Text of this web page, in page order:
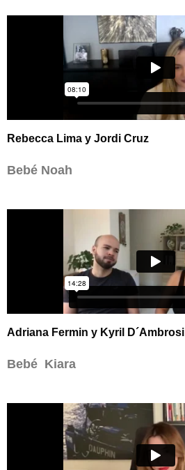
Rebecca Lima y Jordi Cruz
Bebé Noah
Adriana Fermin y Kyril D´Ambrosi
Bebé Kiara